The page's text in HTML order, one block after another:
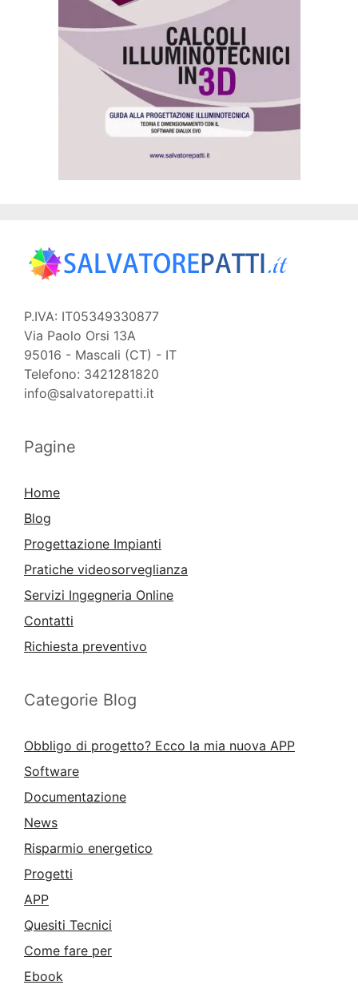
P.IVA: IT05349330877
Via Paolo Orsi 13A
95016 - Mascali (CT) - IT
Telefono: 3421281820
info@salvatorepatti.it
Pagine
Home
Blog
Progettazione Impianti
Pratiche videosorveglianza
Servizi Ingegneria Online
Contatti
Richiesta preventivo
Categorie Blog
Obbligo di progetto? Ecco la mia nuova APP
Software
Documentazione
News
Risparmio energetico
Progetti
APP
Quesiti Tecnici
Come fare per
Ebook